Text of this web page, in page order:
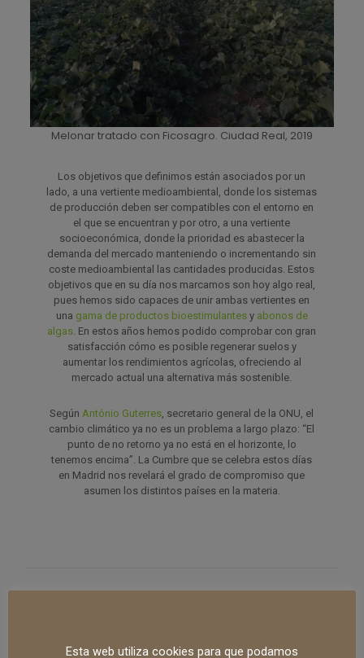
Melonar tratado con Ficosagro. Ciudad Real, 2019
Los objetivos que definimos están asociados por un
lado, a una vertiente medioambiental, donde los sistemas
de producción deben ser compatibles con el entorno en
el que se encuentran y por otro, a una vertiente
socioeconómica, donde la prioridad es abastecer la
demanda del mercado manteniendo o incrementando sin
coste medioambiental las cantidades producidas. Estos
objetivos que en su día nos marcamos son hoy algo real,
pues hemos sido capaces de unir ambas vertientes en
una gama de productos bioestimulantesyabonos de
algas . En estos años hemos podido comprobar con gran
satisfacción cómo es posible regenerar suelos y
aumentar los rendimientos agrícolas, ofreciendo al
mercado actual una alternativa más sostenible.
Según António Guterres , secretario general de la ONU, el
cambio climático ya no es un problema a largo plazo: “El
punto de no retorno ya no está en el horizonte, lo
tenemos encima”. La Cumbre que se celebra estos días
en Madrid nos revelará el grado de compromiso que
asumen los distintos países en la materia.
Esta web utiliza cookies para que podamos